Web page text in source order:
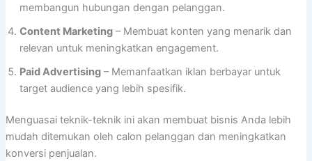
membangun hubungan dengan pelanggan.
Content Marketing– Membuat konten yang menarik dan
relevan untuk meningkatkan engagement.
Paid Advertising– Memanfaatkan iklan berbayar untuk
target audience yang lebih spesifik.
Menguasai teknik-teknik ini akan membuat bisnis Anda lebih
mudah ditemukan oleh calon pelanggan dan meningkatkan
konversi penjualan.